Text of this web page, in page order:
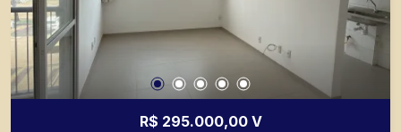
R$ 295.000,00 V